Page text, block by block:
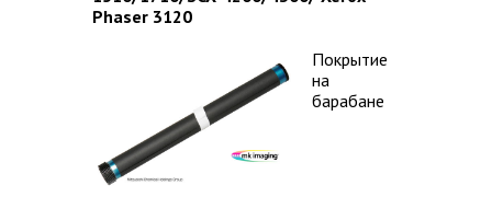
Phaser 3120
Покрытие
на
барабане